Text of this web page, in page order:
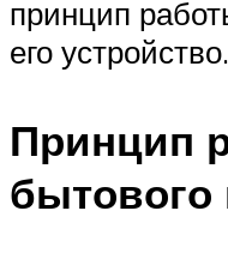
принцип
его устройство.
Принцип
бытового